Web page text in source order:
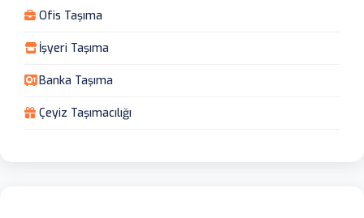
Ofis Taşıma
İşyeri Taşıma
Banka Taşıma
Çeyiz Taşımacılığı